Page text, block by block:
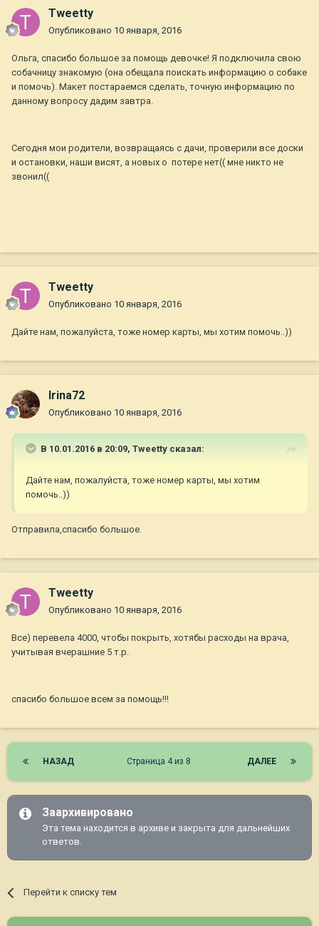
Tweetty
Опубликовано 10 января, 2016
Ольга, спасибо большое за помощь девочке! Я подключила свою
собачницу знакомую (она обещала поискать информацию о собаке
и помочь). Макет постараемся сделать, точную информацию по
данному вопросу дадим завтра.
Сегодня мои родители, возвращаясь с дачи, проверили все доски
и остановки, наши висят, а новых о потере нет(( мне никто не
звонил((
Tweetty
Опубликовано 10 января, 2016
Дайте нам, пожалуйста, тоже номер карты, мы хотим помочь..))
Irina72
Опубликовано 10 января, 2016
В 10.01.2016 в 20:09, Tweetty сказал:
Дайте нам, пожалуйста, тоже номер карты, мы хотим
помочь..))
Отправила,спасибо большое.
Tweetty
Опубликовано 10 января, 2016
Все) перевела 4000, чтобы покрыть, хотябы расходы на врача,
учитывая вчерашние 5 т.р.
спасибо большое всем за помощь!!!
НАЗАД ДАЛЕЕ
Страница 4 из 8
Заархивировано
Эта тема находится в архиве и закрыта для дальнейших
ответов.
Перейти к списку тем